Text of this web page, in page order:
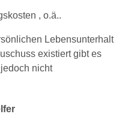
, o.ä..
Lebensunterhalt
existiert gibt es
nicht